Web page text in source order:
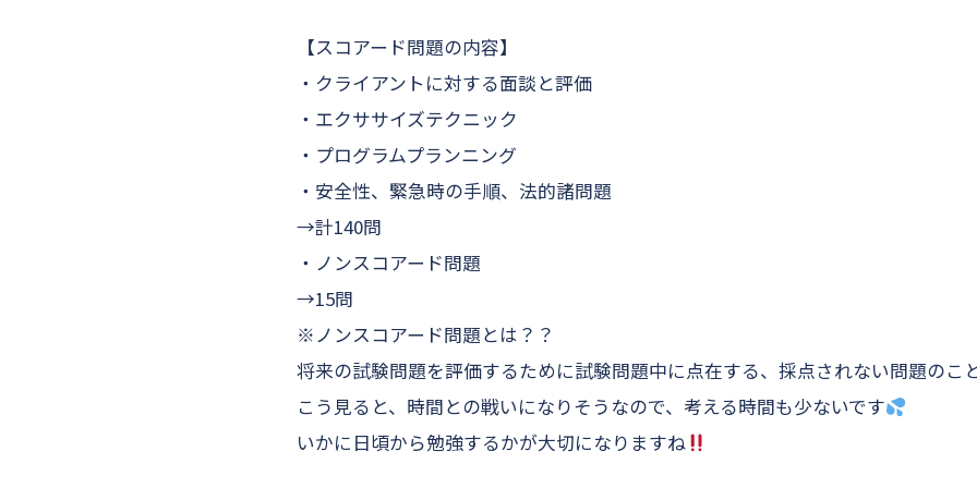
【スコアード問題の内容】
・クライアントに対する面談と評価
・エクササイズテクニック
・プログラムプランニング
・安全性、緊急時の手順、法的諸問題
→計140問
・ノンスコアード問題
→15問
※ノンスコアード問題とは？？
将来の試験問題を評価するために試験問題中に点在する、採点されない問題のこ
こう見ると、時間との戦いになりそうなので、考える時間も少ないです
いかに日頃から勉強するかが大切になりますね